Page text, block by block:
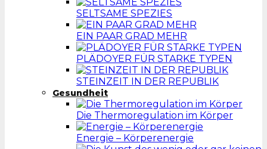
SELTSAME SPEZIES
EIN PAAR GRAD MEHR
PLÄDOYER FÜR STARKE TYPEN
STEINZEIT IN DER REPUBLIK
Gesundheit
Die Thermoregulation im Körper
Energie – Körperenergie